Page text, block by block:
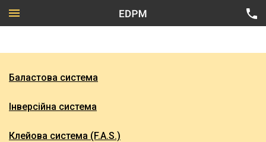
Приватний сектор
Цивільне будівництво
Всі напрямки
Баластова система
Інверсійна система
Клейова система (F.A.S.)